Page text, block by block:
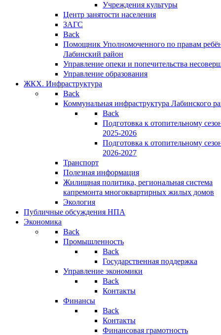
Учреждения культуры
Центр занятости населения
ЗАГС
Back
Помощник Уполномоченного по правам
Лабинский район
Управление опеки и попечительства
Управление образования
ЖКХ. Инфраструктура
Back
Коммунальная инфраструктура Лабинского
Back
Подготовка к отопительному
2025-2026
Подготовка к отопительному
2026-2027
Транспорт
Полезная информация
Жилищная политика, региональная система
капремонта многоквартирных жилых домов
Экология
Публичные обсуждения НПА
Экономика
Back
Промышленность
Back
Государственная поддержка
Управление экономики
Back
Контакты
Финансы
Back
Контакты
Финансовая грамотность